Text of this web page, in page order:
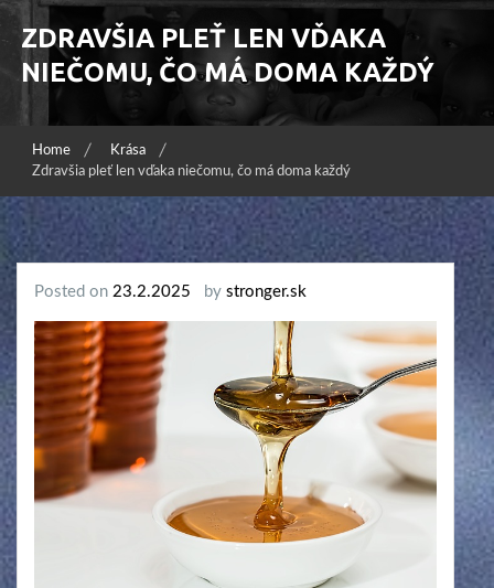
ZDRAVŠIA PLEŤ LEN VĎAKA
NIEČOMU, ČO MÁ DOMA KAŽDÝ
Home
Krása
Zdravšia pleť len vďaka niečomu, čo má doma každý
Posted on 23.2.2025 by stronger.sk